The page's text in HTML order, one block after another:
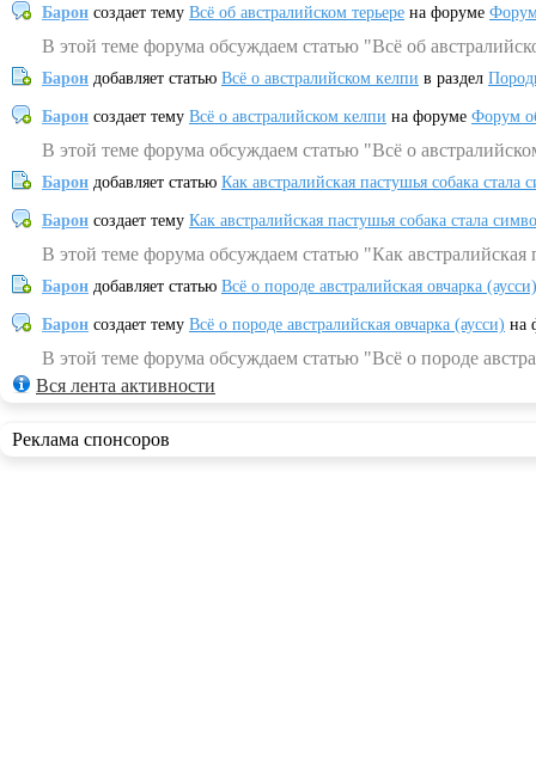
Барон создает тему Всё об австралийском терьере на форуме
В этой теме форума обсуждаем статью "Всё об
Барон добавляет статью Всё о австралийском келпи в раздел
Барон создает тему Всё о австралийском келпи на форуме Форум
В этой теме форума обсуждаем статью "Всё о
Барон добавляет статью Как австралийская пастушья собака
Барон создает тему Как австралийская пастушья собака стала
В этой теме форума обсуждаем статью "Как
Барон добавляет статью Всё о породе австралийская овчарка (аусси)
Барон создает тему Всё о породе австралийская овчарка (аусси) на
В этой теме форума обсуждаем статью "Всё о породе
Вся лента активности
Реклама спонсоров